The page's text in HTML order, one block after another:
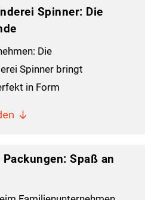
Spinner: Die
Die
Spinner bringt
in Form
Packungen: Spaß an